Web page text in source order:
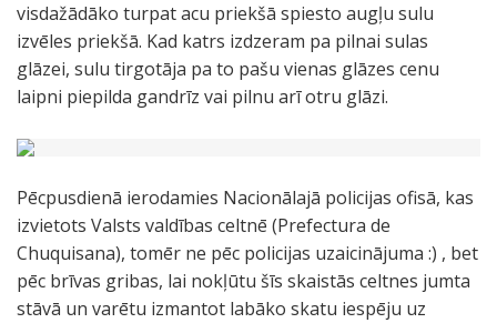
visdažādāko turpat acu priekšā spiesto augļu sulu
izvēles priekšā. Kad katrs izdzeram pa pilnai sulas
glāzei, sulu tirgotāja pa to pašu vienas glāzes cenu
laipni piepilda gandrīz vai pilnu arī otru glāzi.
Pēcpusdienā ierodamies Nacionālajā policijas ofisā, kas
izvietots Valsts valdības celtnē (Prefectura de
Chuquisana), tomēr ne pēc policijas uzaicinājuma :) , bet
pēc brīvas gribas, lai nokļūtu šīs skaistās celtnes jumta
stāvā un varētu izmantot labāko skatu iespēju uz